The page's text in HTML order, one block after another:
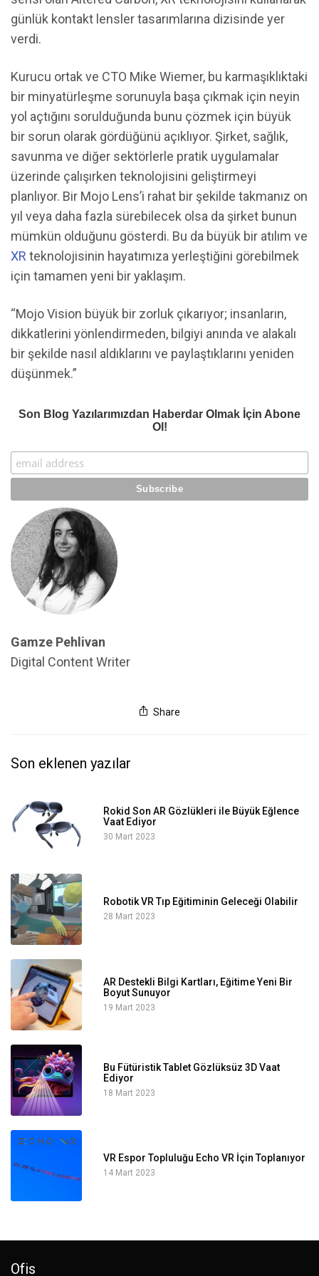
günlük kontakt lensler tasarımlarına dizisinde yer
verdi.
Kurucu ortak ve CTO Mike Wiemer, bu karmaşıklıktaki
bir minyatürleşme sorunuyla başa çıkmak için neyin
yol açtığını sorulduğunda bunu çözmek için büyük
bir sorun olarak gördüğünü açıklıyor. Şirket, sağlık,
savunma ve diğer sektörlerle pratik uygulamalar
üzerinde çalışırken teknolojisini geliştirmeyi
planlıyor. Bir Mojo Lens’i rahat bir şekilde takmanız on
yıl veya daha fazla sürebilecek olsa da şirket bunun
mümkün olduğunu gösterdi. Bu da büyük bir atılım ve
XR teknolojisinin hayatımıza yerleştiğini görebilmek
için tamamen yeni bir yaklaşım.
“Mojo Vision büyük bir zorluk çıkarıyor; insanların,
dikkatlerini yönlendirmeden, bilgiyi anında ve alakalı
bir şekilde nasıl aldıklarını ve paylaştıklarını yeniden
düşünmek.”
Son Blog Yazılarımızdan Haberdar Olmak İçin Abone
Ol!
Gamze Pehlivan
Digital Content Writer
Share
Son eklenen yazılar
Rokid Son AR Gözlükleri ile Büyük Eğlence
Vaat Ediyor
30 Mart 2023
Robotik VR Tıp Eğitiminin Geleceği Olabilir
28 Mart 2023
AR Destekli Bilgi Kartları, Eğitime Yeni Bir
Boyut Sunuyor
19 Mart 2023
Bu Fütüristik Tablet Gözlüksüz 3D Vaat
Ediyor
18 Mart 2023
VR Espor Topluluğu Echo VR İçin Toplanıyor
14 Mart 2023
Ofis